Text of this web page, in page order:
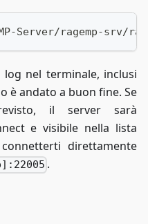
Server/ragemp-srv/
nel terminale, inclusi
è andato a buon fine. Se
il server sarà
e visibile nella lista
direttamente
.